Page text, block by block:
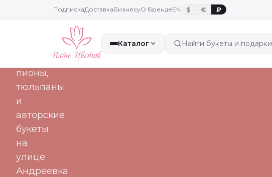
ПодпискаДоставкаБизнесуО брендеEN $ € ₽
Каталог Найти букеты и подарки
часа
пионы,
тюльпаны
и
авторские
букеты
на
улице
Андреевка